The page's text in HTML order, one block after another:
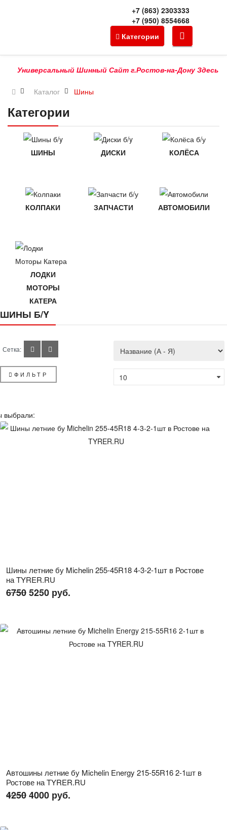
+7 (863) 2303333
+7 (950) 8554668
Категории
Универсальный Шинный Сайт г.Ростов-на-Дону Здесь
Каталог Шины
Категории
ШИНЫ ДИСКИ КОЛЁСА
КОЛПАКИ ЗАПЧАСТИ АВТОМОБИЛИ
ЛОДКИ
МОТОРЫ
КАТЕРА
ШИНЫ Б/Y
Сетка:
ФИЛЬТР
выбрали:
Шины летние бу Michelin 255-45R18 4-3-2-1шт в Ростове
на TYRER.RU
67505250 руб.
Автошины летние бу Michelin Energy 215-55R16 2-1шт в
Ростове на TYRER.RU
42504000 руб.